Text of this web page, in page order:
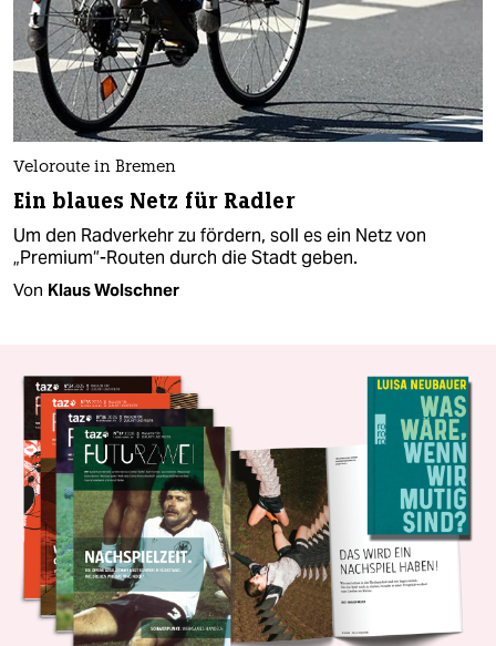
Veloroute in Bremen
Ein blaues Netz für Radler
Um den Radverkehr zu fördern, soll es ein Netz von
„Premium“-Routen durch die Stadt geben.
Von Klaus Wolschner